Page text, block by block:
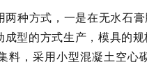
两种方式，一是在无水石
成型的方式生产，模具
料，采用小型混凝土空